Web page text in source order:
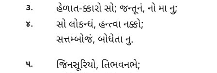
૩. હેળાત-ક્કારો સો; જન્તૂનં, નો મા નુ;
૪.
સો લોકન્ધં, હન્ત્વા નક્કો;
સત્તમ્બોજં, બોધેતા નુ.
૫.
જિનસૂરિયો, તિભવનભે;